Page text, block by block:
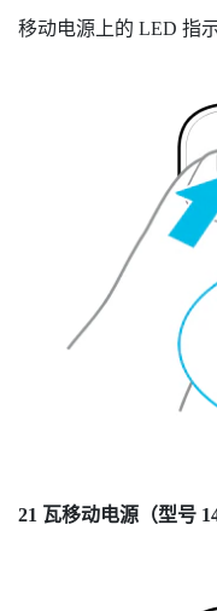
移动电源上的 LED 指
21 瓦移动电源（型号